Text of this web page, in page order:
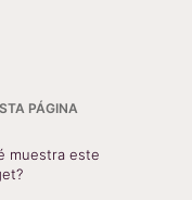
PÁGINA
muestra este